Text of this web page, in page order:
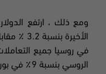
ومع ذلك ، ارتفع
في روسيا جميع
الروسي بنسبة 9٪ في بورصات العملات.